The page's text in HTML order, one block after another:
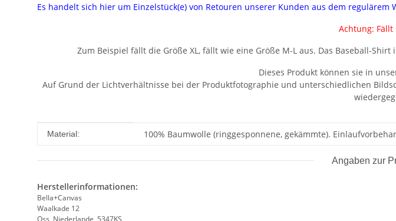
Es handelt sich hier um Einzelstück(e) von Retouren unserer Kunden aus dem
Achtung:
Zum Beispiel fällt die Größe XL, fällt wie eine Größe M-L aus. Das Baseball-
Dieses Produkt können sie in
Auf Grund der Lichtverhältnisse bei der Produktfotographie und unterschiedlichen
Produkteigenschaft
Wert
Material: 100% Baumwolle (ringgesponnene, gekämmte).
Angaben zur
Herstellerinformationen:
Bella+Canvas
Waalkade 12
Oss, Niederlande, 5347KS